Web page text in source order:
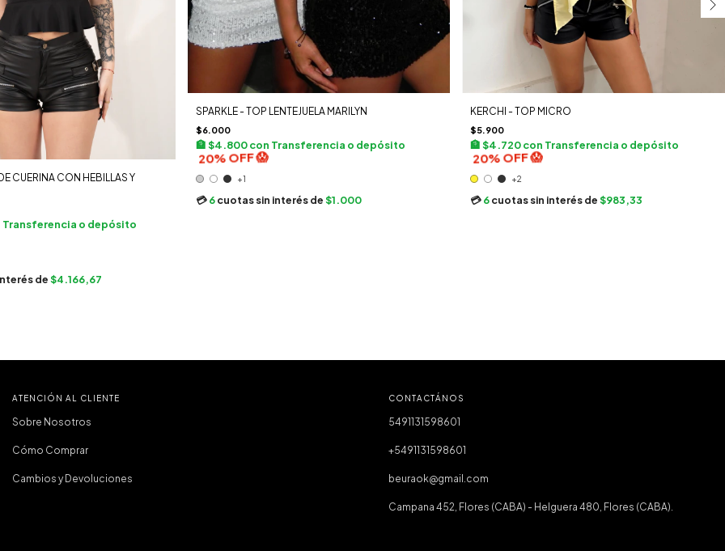
CUERINA CON HEBILLAS Y
Transferencia o depósito
de$4.166,67
SPARKLE - TOP LENTEJUELA MARILYN
$6.000
$4.800con Transferencia o depósito
+1
6 cuotas sin interés de$1.000
KERCHI - TOP MICRO
$5.900
$4.720con Transferencia o depósito
+2
6cuotas sin interés de$983,33
ATENCIÓN AL CLIENTE
Sobre Nosotros
Cómo Comprar
Cambios y Devoluciones
CONTACTÁNOS
5491131598601
+5491131598601
beuraok@gmail.com
Campana 452, Flores (CABA) - Helguera 480, Flores (CABA).